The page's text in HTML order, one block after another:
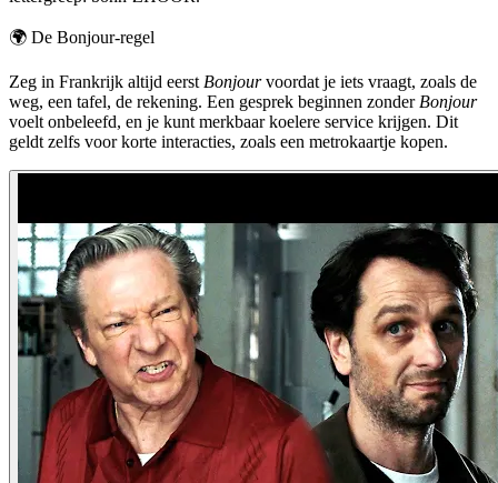
🌍 De Bonjour-regel
Zeg in Frankrijk altijd eerst Bonjourvoordat je iets vraagt, zoals de
weg, een tafel, de rekening. Een gesprek beginnen zonder Bonjour
voelt onbeleefd, en je kunt merkbaar koelere service krijgen. Dit
geldt zelfs voor korte interacties, zoals een metrokaartje kopen.